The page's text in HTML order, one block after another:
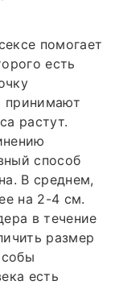
помогает
есть
принимают
растут.
способ
В среднем,
на 2-4 см.
в течение
размер
есть